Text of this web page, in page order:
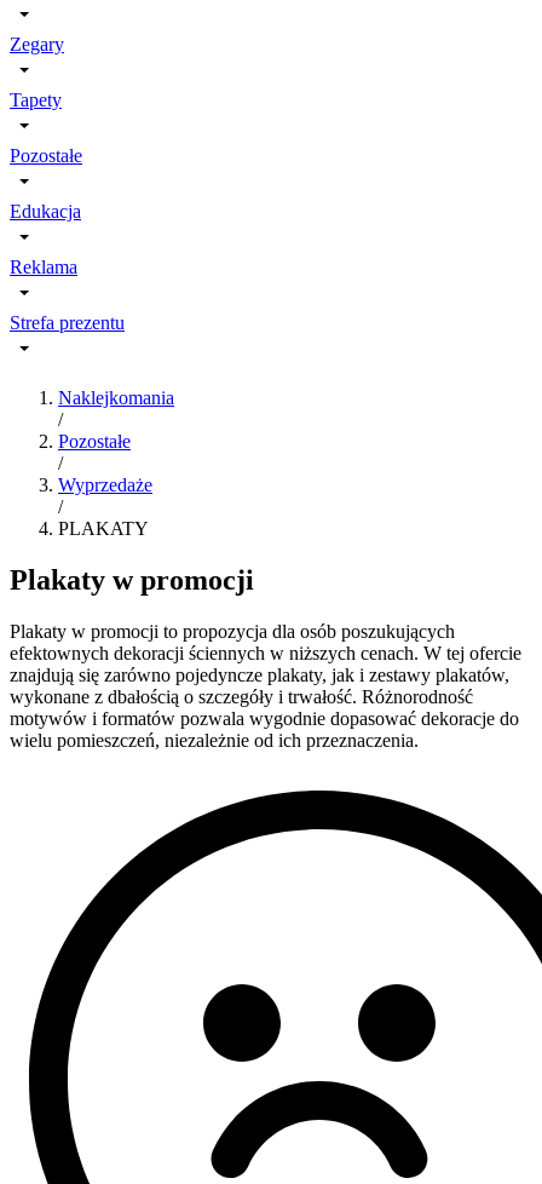
Zegary
Tapety
Pozostałe
Edukacja
Reklama
Strefa prezentu
Naklejkomania
/
Pozostałe
/
Wyprzedaże
/
PLAKATY
Plakaty w promocji
Plakaty w promocji to propozycja dla osób poszukujących
efektownych dekoracji ściennych w niższych cenach. W tej ofercie
znajdują się zarówno pojedyncze plakaty, jak i zestawy plakatów,
wykonane z dbałością o szczegóły i trwałość. Różnorodność
motywów i formatów pozwala wygodnie dopasować dekoracje do
wielu pomieszczeń, niezależnie od ich przeznaczenia.